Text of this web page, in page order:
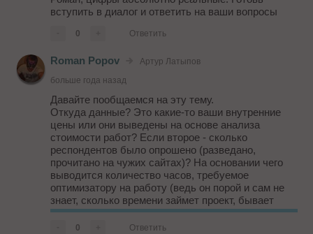
вступить в диалог и ответить на ваши вопросы
0 Ответить
Roman Popov
Артур Латыпов
больше года назад
Давайте пообщаемся на эту тему.
Откуда данные? Это какие-то ваши внутренние
цены или они выведены на основе анализа
стоимости работ? Если второе - сколько
респондентов было опрошено (разведано,
прочитано на чужих сайтах)? На основании чего
выводится количество часов, требуемое
оптимизатору на работу (ведь он порой и сам не
знает, сколько времени займет проект, бывает
разная ситуация, разные движки, и даже в
известном движке код и функционал порой совсем
0 Ответить